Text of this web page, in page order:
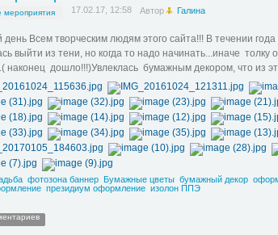
мероприятия 17.02.17, 12:58 Автор Галина
Всем творческим людям этого сайта!!! В течении
выйти из тени, но когда то надо начинать...иначе толку
наконец дошло!!!)Увлеклась бумажным декором, что из
фотозона баннер Бумажные цветы бумажный декор
президиум оформление изолон ППЭ